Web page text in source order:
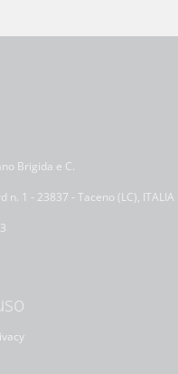
Brigida e C.
n. 1 - 23837 - Taceno (LC), ITALIA